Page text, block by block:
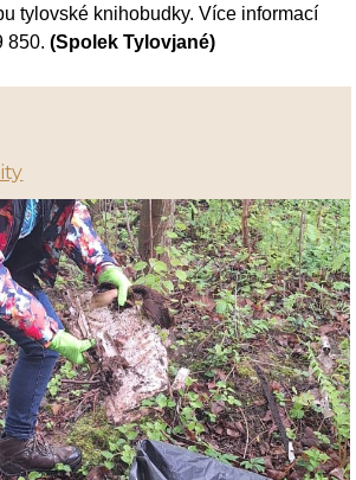
tylovské knihobudky. Více informací
850. (Spolek Tylovjané)